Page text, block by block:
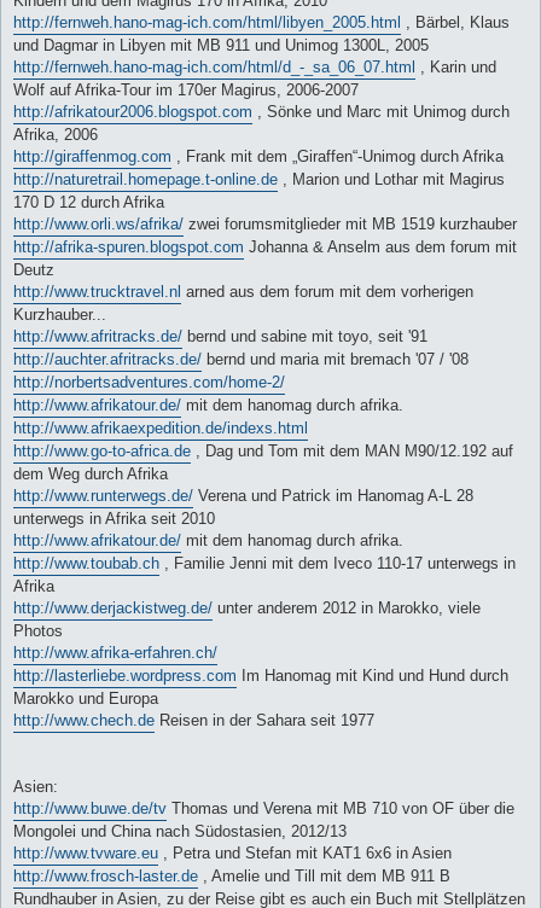
http://fernweh.hano-mag-ich.com/html/libyen_2005.html , Bärbel, Klaus
und Dagmar in Libyen mit MB 911 und Unimog 1300L, 2005
http://fernweh.hano-mag-ich.com/html/d_-_sa_06_07.html , Karin und
Wolf auf Afrika-Tour im 170er Magirus, 2006-2007
http://afrikatour2006.blogspot.com , Sönke und Marc mit Unimog durch
Afrika, 2006
http://giraffenmog.com , Frank mit dem „Giraffen“-Unimog durch Afrika
http://naturetrail.homepage.t-online.de , Marion und Lothar mit Magirus
170 D 12 durch Afrika
http://www.orli.ws/afrika/ zwei forumsmitglieder mit MB 1519 kurzhauber
http://afrika-spuren.blogspot.com Johanna & Anselm aus dem forum mit
Deutz
http://www.trucktravel.nl arned aus dem forum mit dem vorherigen
Kurzhauber...
http://www.afritracks.de/ bernd und sabine mit toyo, seit '91
http://auchter.afritracks.de/ bernd und maria mit bremach '07 / '08
http://norbertsadventures.com/home-2/
http://www.afrikatour.de/ mit dem hanomag durch afrika.
http://www.afrikaexpedition.de/indexs.html
http://www.go-to-africa.de , Dag und Tom mit dem MAN M90/12.192 auf
dem Weg durch Afrika
http://www.runterwegs.de/ Verena und Patrick im Hanomag A-L 28
unterwegs in Afrika seit 2010
http://www.afrikatour.de/ mit dem hanomag durch afrika.
http://www.toubab.ch , Familie Jenni mit dem Iveco 110-17 unterwegs in
Afrika
http://www.derjackistweg.de/ unter anderem 2012 in Marokko, viele
Photos
http://www.afrika-erfahren.ch/
http://lasterliebe.wordpress.com Im Hanomag mit Kind und Hund durch
Marokko und Europa
http://www.chech.de Reisen in der Sahara seit 1977
Asien:
http://www.buwe.de/tv Thomas und Verena mit MB 710 von OF über die
Mongolei und China nach Südostasien, 2012/13
http://www.tvware.eu , Petra und Stefan mit KAT1 6x6 in Asien
http://www.frosch-laster.de , Amelie und Till mit dem MB 911 B
Rundhauber in Asien, zu der Reise gibt es auch ein Buch mit Stellplätzen